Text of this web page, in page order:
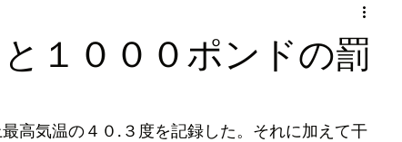
日本文化
１０００ポンドの罰
高気温の４０.３度を記録した。それに加えて干